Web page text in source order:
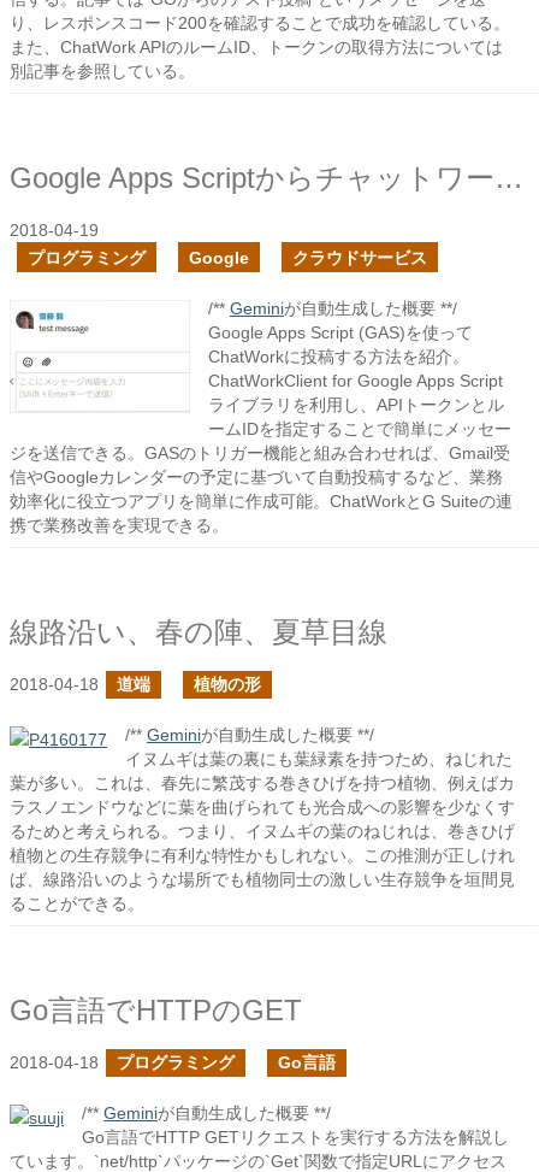
り、レスポンスコード200を確認することで成功を確認している。
また、ChatWork APIのルームID、トークンの取得方法については
別記事を参照している。
Google Apps Scriptからチャットワークに投稿してみる
2018-04-19
プログラミング
Google クラウドサービス
/** Geminiが自動生成した概要 **/
Google Apps Script (GAS)を使って
ChatWorkに投稿する方法を紹介。
ChatWorkClient for Google Apps Script
ライブラリを利用し、APIトークンとル
ームIDを指定することで簡単にメッセー
ジを送信できる。GASのトリガー機能と組み合わせれば、Gmail受
信やGoogleカレンダーの予定に基づいて自動投稿するなど、業務
効率化に役立つアプリを簡単に作成可能。ChatWorkとG Suiteの連
携で業務改善を実現できる。
線路沿い、春の陣、夏草目線
2018-04-18 道端 植物の形
/** Geminiが自動生成した概要 **/
イヌムギは葉の裏にも葉緑素を持つため、ねじれた
葉が多い。これは、春先に繁茂する巻きひげを持つ植物、例えばカ
ラスノエンドウなどに葉を曲げられても光合成への影響を少なくす
るためと考えられる。つまり、イヌムギの葉のねじれは、巻きひげ
植物との生存競争に有利な特性かもしれない。この推測が正しけれ
ば、線路沿いのような場所でも植物同士の激しい生存競争を垣間見
ることができる。
Go言語でHTTPのGET
2018-04-18 プログラミング Go言語
/** Geminiが自動生成した概要 **/
Go言語でHTTP GETリクエストを実行する方法を解説し
ています。`net/http`パッケージの`Get`関数で指定URLにアクセス